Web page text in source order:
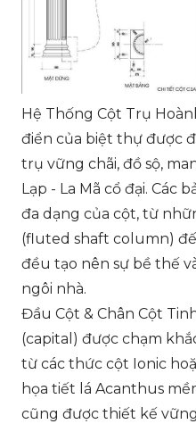
Hệ Thống Cột Trụ
điển của biệt thự được
trụ vững chãi, đồ sộ,
Lạp - La Mã cổ đại. Các
đa dạng của cột, từ
(fluted shaft column)
đều tạo nên sự bề thế
ngôi nhà.
Đầu Cột & Chân Cột
(capital) được chạm
từ các thức cột Ionic
họa tiết lá Acanthus
cũng được thiết kế